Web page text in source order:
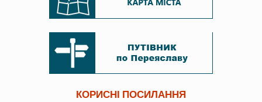
КОРИСНІ ПОСИЛАННЯ